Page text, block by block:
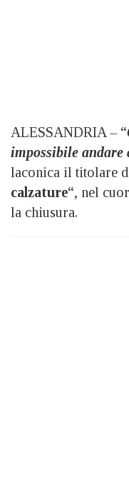
ALESSANDRIA – “
impossibile andare
laconica il titolare
calzature“, nel
la chiusura.